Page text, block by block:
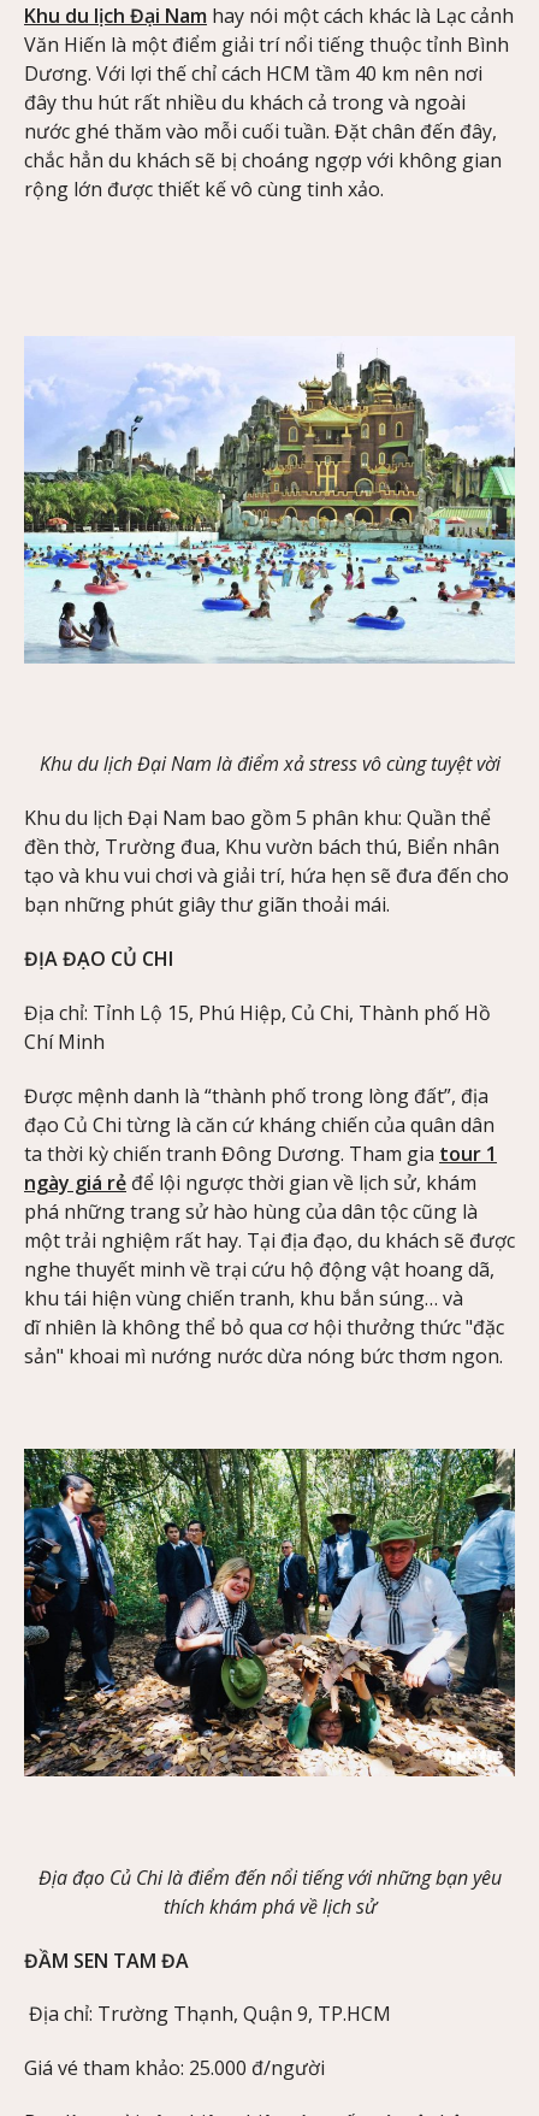
Khu du lịch Đại Nam hay nói một cách khác là Lạc cảnh
Văn Hiến là một điểm giải trí nổi tiếng thuộc tỉnh Bình
Dương. Với lợi thế chỉ cách HCM tầm 40 km nên nơi
đây thu hút rất nhiều du khách cả trong và ngoài
nước ghé thăm vào mỗi cuối tuần. Đặt chân đến đây,
chắc hẳn du khách sẽ bị choáng ngợp với không gian
rộng lớn được thiết kế vô cùng tinh xảo.
Khu du lịch Đại Nam là điểm xả stress vô cùng tuyệt vời
Khu du lịch Đại Nam bao gồm 5 phân khu: Quần thể
đền thờ, Trường đua, Khu vườn bách thú, Biển nhân
tạo và khu vui chơi và giải trí, hứa hẹn sẽ đưa đến cho
bạn những phút giây thư giãn thoải mái.
ĐỊA ĐẠO CỦ CHI
Địa chỉ: Tỉnh Lộ 15, Phú Hiệp, Củ Chi, Thành phố Hồ
Chí Minh
Được mệnh danh là “thành phố trong lòng đất”, địa
đạo Củ Chi từng là căn cứ kháng chiến của quân dân
ta thời kỳ chiến tranh Đông Dương. Tham gia tour 1
ngày giá rẻ để lội ngược thời gian về lịch sử, khám
phá những trang sử hào hùng của dân tộc cũng là
một trải nghiệm rất hay. Tại địa đạo, du khách sẽ được
nghe thuyết minh về trại cứu hộ động vật hoang dã,
khu tái hiện vùng chiến tranh, khu bắn súng… và
dĩ nhiên là không thể bỏ qua cơ hội thưởng thức "đặc
sản" khoai mì nướng nước dừa nóng bức thơm ngon.
Địa đạo Củ Chi là điểm đến nổi tiếng với những bạn yêu
thích khám phá về lịch sử
ĐẦM SEN TAM ĐA
Địa chỉ: Trường Thạnh, Quận 9, TP.HCM
Giá vé tham khảo: 25.000 đ/người